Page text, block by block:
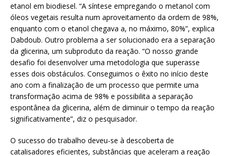
etanol em biodiesel. “A síntese empregando o metanol com
óleos vegetais resulta num aproveitamento da ordem de 98%,
enquanto com o etanol chegava a, no máximo, 80%”, explica
Dabdoub. Outro problema a ser solucionado era a separação
da glicerina, um subproduto da reação. “O nosso grande
desafio foi desenvolver uma metodologia que superasse
esses dois obstáculos. Conseguimos o êxito no início deste
ano com a finalização de um processo que permite uma
transformação acima de 98% e possibilita a separação
espontânea da glicerina, além de diminuir o tempo da reação
significativamente”, diz o pesquisador.
O sucesso do trabalho deveu-se à descoberta de
catalisadores eficientes, substâncias que aceleram a reação